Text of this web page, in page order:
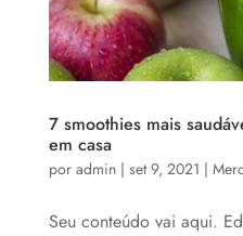
7 smoothies mais
em casa
por admin| set 9, 2021 |
Seu conteúdo vai aqui.